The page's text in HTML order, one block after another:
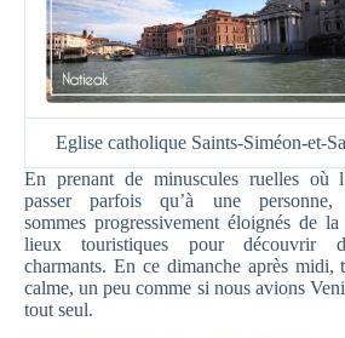
Eglise catholique Saints-Siméon-et-
En prenant de minuscules ruelles où
passer parfois qu’à une
sommes progressivement éloignés de
lieux touristiques pour découvrir
charmants. En ce dimanche après midi,
calme, un peu comme si nous avions
tout seul.